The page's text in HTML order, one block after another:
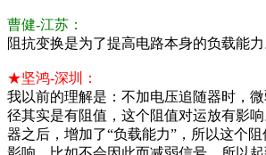
曹健-江苏：
阻抗变换是为了提高电路本身的负载能力
★坚鸿-深圳：
我以前的理解是：不加电压追随器时，
径其实是有阻值，这个阻值对运放有影
器之后，增加了“负载能力”，所以这个